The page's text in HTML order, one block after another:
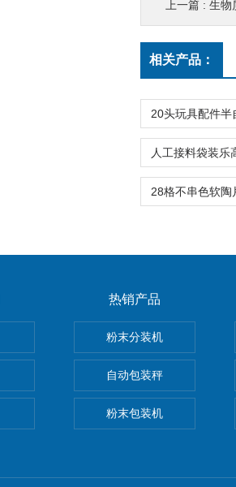
上一篇 : 生物
相关产品：
热销产品
粉末分装机
自动包装秤
粉末包装机